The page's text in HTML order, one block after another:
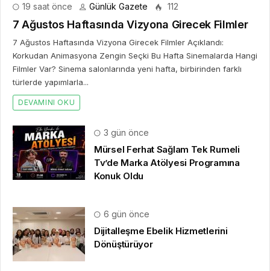
19 saat önce Günlük Gazete 112
7 Ağustos Haftasında Vizyona Girecek Filmler
7 Ağustos Haftasında Vizyona Girecek Filmler Açıklandı:
Korkudan Animasyona Zengin Seçki Bu Hafta Sinemalarda Hangi
Filmler Var? Sinema salonlarında yeni hafta, birbirinden farklı
türlerde yapımlarla...
DEVAMINI OKU
3 gün önce
Mürsel Ferhat Sağlam Tek Rumeli
Tv’de Marka Atölyesi Programına
Konuk Oldu
6 gün önce
Dijitalleşme Ebelik Hizmetlerini
Dönüştürüyor